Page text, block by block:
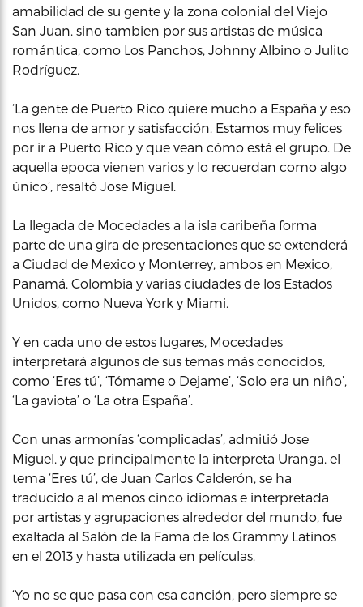
amabilidad de su gente y la zona colonial del Viejo
San Juan, sino tambien por sus artistas de música
romántica, como Los Panchos, Johnny Albino o Julito
Rodríguez.
‘La gente de Puerto Rico quiere mucho a España y eso
nos llena de amor y satisfacción. Estamos muy felices
por ir a Puerto Rico y que vean cómo está el grupo. De
aquella epoca vienen varios y lo recuerdan como algo
único’, resaltó Jose Miguel.
La llegada de Mocedades a la isla caribeña forma
parte de una gira de presentaciones que se extenderá
a Ciudad de Mexico y Monterrey, ambos en Mexico,
Panamá, Colombia y varias ciudades de los Estados
Unidos, como Nueva York y Miami.
Y en cada uno de estos lugares, Mocedades
interpretará algunos de sus temas más conocidos,
como ‘Eres tú’, ‘Tómame o Dejame’, ‘Solo era un niño’,
‘La gaviota’ o ‘La otra España’.
Con unas armonías ‘complicadas’, admitió Jose
Miguel, y que principalmente la interpreta Uranga, el
tema ‘Eres tú’, de Juan Carlos Calderón, se ha
traducido a al menos cinco idiomas e interpretada
por artistas y agrupaciones alrededor del mundo, fue
exaltada al Salón de la Fama de los Grammy Latinos
en el 2013 y hasta utilizada en películas.
‘Yo no se que pasa con esa canción, pero siempre se